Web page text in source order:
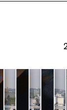
Pro děti
edu